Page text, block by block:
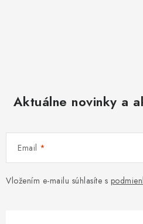
Aktuálne novinky a
Email
Vložením e-mailu súhlasíte s